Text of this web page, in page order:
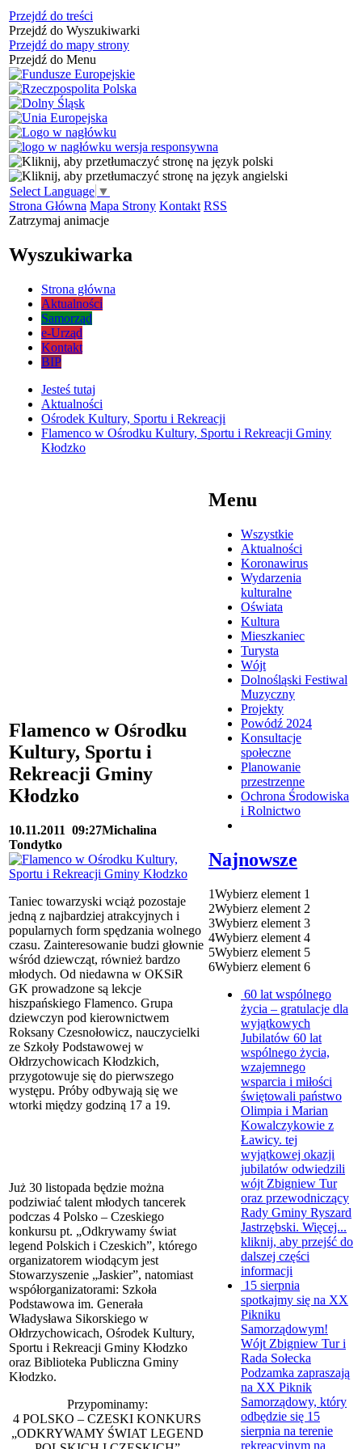
Przejdź do treści
Przejdź do Wyszukiwarki
Przejdź do mapy strony
Przejdź do Menu
Select Language ▼
Strona Główna Mapa Strony Kontakt RSS
Zatrzymaj animacje
Wyszukiwarka
Strona główna
Aktualności
Samorząd
e-Urząd
Kontakt
BIP
Jesteś tutaj
Aktualności
Ośrodek Kultury, Sportu i Rekreacji
Flamenco w Ośrodku Kultury, Sportu i Rekreacji Gminy
Kłodzko
Flamenco w Ośrodku
Kultury, Sportu i
Rekreacji Gminy
Kłodzko
10.11.2011 09:27Michalina
Tondytko
Taniec towarzyski wciąż pozostaje
jedną z najbardziej atrakcyjnych i
popularnych form spędzania wolnego
czasu. Zainteresowanie budzi głownie
wśród dziewcząt, również bardzo
młodych. Od niedawna w OKSiR
GK prowadzone są lekcje
hiszpańskiego Flamenco. Grupa
dziewczyn pod kierownictwem
Roksany Czesnołowicz, nauczycielki
ze Szkoły Podstawowej w
Ołdrzychowicach Kłodzkich,
przygotowuje się do pierwszego
występu. Próby odbywają się we
wtorki między godziną 17 a 19.
Już 30 listopada będzie można
podziwiać talent młodych tancerek
podczas 4 Polsko – Czeskiego
konkursu pt. „Odkrywamy świat
legend Polskich i Czeskich”, którego
organizatorem wiodącym jest
Stowarzyszenie „Jaskier”, natomiast
współorganizatorami: Szkoła
Podstawowa im. Generała
Władysława Sikorskiego w
Ołdrzychowicach, Ośrodek Kultury,
Sportu i Rekreacji Gminy Kłodzko
oraz Biblioteka Publiczna Gminy
Kłodzko.
Przypominamy:
4 POLSKO – CZESKI KONKURS
„ODKRYWAMY ŚWIAT LEGEND
Menu
Wszystkie
Aktualności
Koronawirus
Wydarzenia
kulturalne
Oświata
Kultura
Mieszkaniec
Turysta
Wójt
Dolnośląski Festiwal
Muzyczny
Projekty
Powódź 2024
Konsultacje
społeczne
Planowanie
przestrzenne
Ochrona Środowiska
i Rolnictwo
Najnowsze
1Wybierz element 1
2Wybierz element 2
3Wybierz element 3
4Wybierz element 4
5Wybierz element 5
6Wybierz element 6
60 lat wspólnego
życia – gratulacje dla
wyjątkowych
Jubilatów 60 lat
wspólnego życia,
wzajemnego
wsparcia i miłości
świętowali państwo
Olimpia i Marian
Kowalczykowie z
Ławicy. tej
wyjątkowej okazji
jubilatów odwiedzili
wójt Zbigniew Tur
oraz przewodniczący
Rady Gminy Ryszard
Jastrzębski. Więcej...
kliknij, aby przejść do
dalszej części
informacji
15 sierpnia
spotkajmy się na XX
Pikniku
Samorządowym!
Wójt Zbigniew Tur i
Rada Sołecka
Podzamka zapraszają
na XX Piknik
Samorządowy, który
odbędzie się 15
sierpnia na terenie
rekreacyjnym na